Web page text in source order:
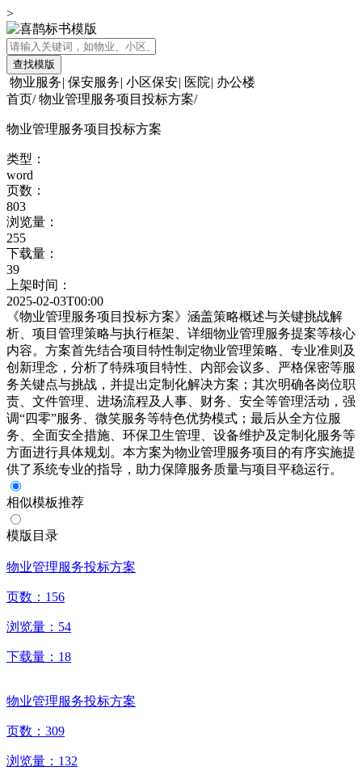
>
查找模版
物业服务| 保安服务| 小区保安| 医院| 办公楼
首页/ 物业管理服务项目投标方案/
物业管理服务项目投标方案
类型：
word
页数：
803
浏览量：
255
下载量：
39
上架时间：
2025-02-03T00:00
《物业管理服务项目投标方案》涵盖策略概述与关键挑战解
析、项目管理策略与执行框架、详细物业管理服务提案等核心
内容。方案首先结合项目特性制定物业管理策略、专业准则及
创新理念，分析了特殊项目特性、内部会议多、严格保密等服
务关键点与挑战，并提出定制化解决方案；其次明确各岗位职
责、文件管理、进场流程及人事、财务、安全等管理活动，强
调“四零”服务、微笑服务等特色优势模式；最后从全方位服
务、全面安全措施、环保卫生管理、设备维护及定制化服务等
方面进行具体规划。本方案为物业管理服务项目的有序实施提
供了系统专业的指导，助力保障服务质量与项目平稳运行。
相似模板推荐
模版目录
物业管理服务投标方案
页数： 156
浏览量： 54
下载量： 18
物业管理服务投标方案
页数： 309
浏览量： 132